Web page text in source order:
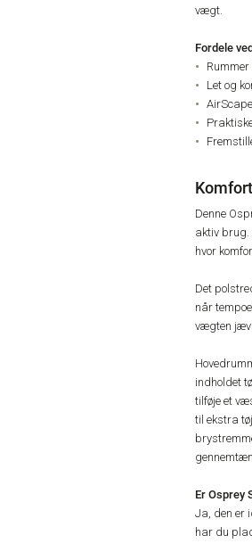
vægt.
Fordele
Let og
Denne
aktiv brug.
hvor
Det
når
vægten
indholdet
tilføje et
til ekstra
Er Osprey
Ja, den er
har du